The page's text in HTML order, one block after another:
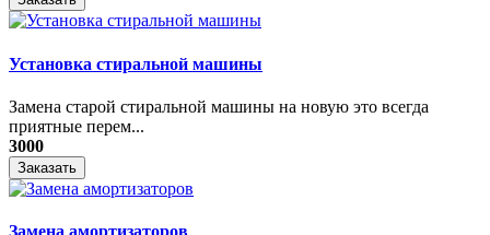
Установка стиральной машины
Замена старой стиральной машины на новую это всегда
приятные перем...
3000
Заказать